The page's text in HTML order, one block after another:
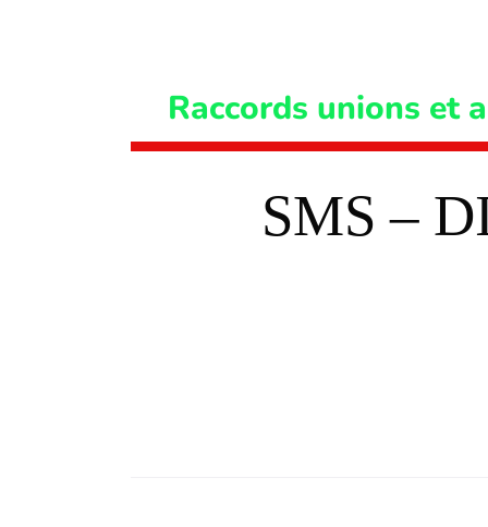
Raccords unions et
SMS –